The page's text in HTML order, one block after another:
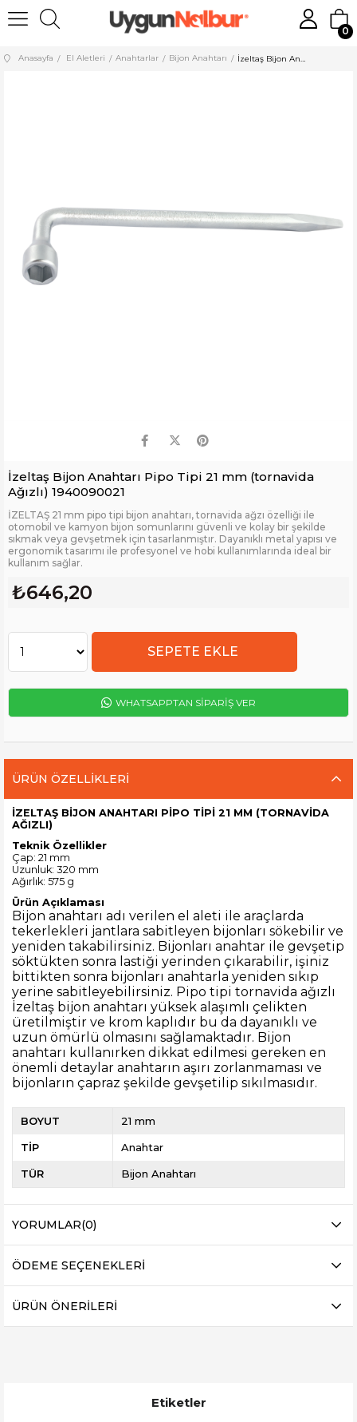
0
Anasayfa El Aletleri Anahtarlar Bijon Anahtarı
İzeltaş Bijon Anahtarı Pipo Tipi 21 mm (tornavida
Ağızlı) 1940090021
İZELTAŞ 21 mm pipo tipi bijon anahtarı, tornavida ağzı özelliği ile
otomobil ve kamyon bijon somunlarını güvenli ve kolay bir şekilde
sıkmak veya gevşetmek için tasarlanmıştır. Dayanıklı metal yapısı ve
ergonomik tasarımı ile profesyonel ve hobi kullanımlarında ideal bir
kullanım sağlar.
₺646,20
WHATSAPPTAN SİPARİŞ VER
ÜRÜN ÖZELLIKLERI
İZELTAŞ BİJON ANAHTARI PİPO TİPİ 21 MM (TORNAVİDA
AĞIZLI)
Teknik Özellikler
Çap: 21 mm
Uzunluk: 320 mm
Ağırlık: 575 g
Ürün Açıklaması
Bijon anahtarı adı verilen el aleti ile araçlarda
tekerlekleri jantlara sabitleyen bijonları sökebilir ve
yeniden takabilirsiniz. Bijonları anahtar ile gevşetip
söktükten sonra lastiği yerinden çıkarabilir, işiniz
bittikten sonra bijonları anahtarla yeniden sıkıp
yerine sabitleyebilirsiniz. Pipo tipi tornavida ağızlı
İzeltaş bijon anahtarı yüksek alaşımlı çelikten
üretilmiştir ve krom kaplıdır bu da dayanıklı ve
uzun ömürlü olmasını sağlamaktadır. Bijon
anahtarı kullanırken dikkat edilmesi gereken en
önemli detaylar anahtarın aşırı zorlanmaması ve
bijonların çapraz şekilde gevşetilip sıkılmasıdır.
BOYUT 21 mm
TİP Anahtar
TÜR Bijon Anahtarı
YORUMLAR(0)
ÖDEME SEÇENEKLERI
ÜRÜN ÖNERILERI
Etiketler